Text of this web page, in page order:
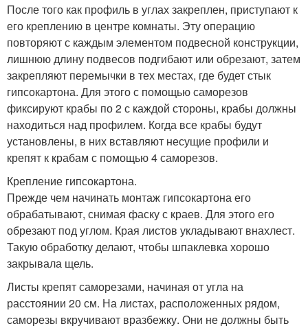
После того как профиль в углах закреплен, приступают к
его креплению в центре комнаты. Эту операцию
повторяют с каждым элементом подвесной конструкции,
лишнюю длину подвесов подгибают или обрезают, затем
закрепляют перемычки в тех местах, где будет стык
гипсокартона. Для этого с помощью саморезов
фиксируют крабы по 2 с каждой стороны, крабы должны
находиться над профилем. Когда все крабы будут
установлены, в них вставляют несущие профили и
крепят к крабам с помощью 4 саморезов.
Крепление гипсокартона.
Прежде чем начинать монтаж гипсокартона его
обрабатывают, снимая фаску с краев. Для этого его
обрезают под углом. Края листов укладывают внахлест.
Такую обработку делают, чтобы шпаклевка хорошо
закрывала щель.
Листы крепят саморезами, начиная от угла на
расстоянии 20 см. На листах, расположенных рядом,
саморезы вкручивают вразбежку. Они не должны быть